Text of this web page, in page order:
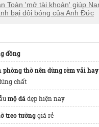
Toàn 'mở tài khoản' giúp
bại đội bóng của Anh Đức
đồng
phòng thờ nên dùng rèm vải
chất
mộ đáđẹp hiện nay
treo tườnggiá rẻ